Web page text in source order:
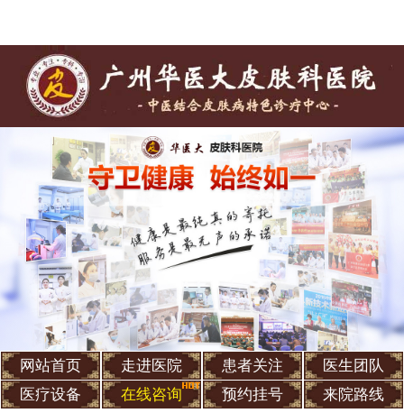
网站首页 走进医院 患者关注
医生团队
医疗设备
在线咨询 预约挂号 来院路线